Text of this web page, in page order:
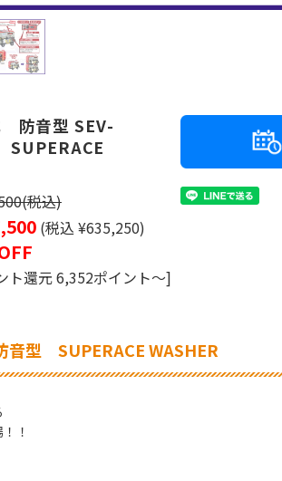
防音型 SEV-
(税込)
(税込 ¥635,250)
ト還元 6,352ポイント～]
型 SUPERACE WASHER
！